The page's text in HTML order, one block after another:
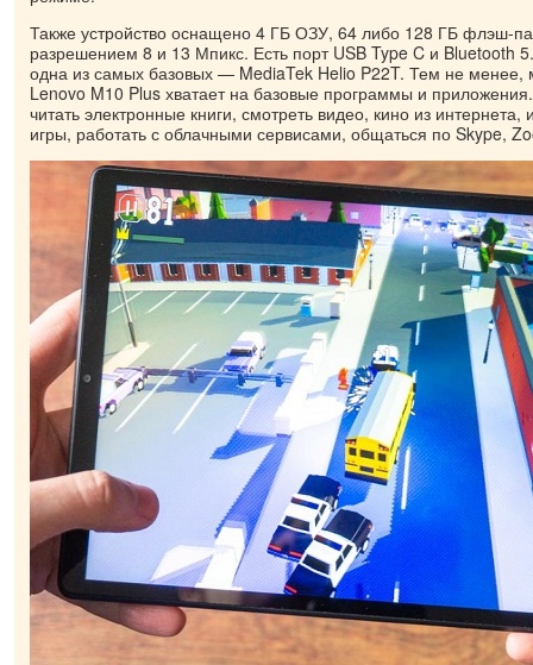
Также устройство оснащено 4 ГБ ОЗУ, 64 либо 128 ГБ флэш-
разрешением 8 и 13 Мпикс. Есть порт USB Type C и Bluetooth
одна из самых базовых — MediaTek Helio P22T. Тем не менее,
Lenovo M10 Plus хватает на базовые программы и
читать электронные книги, смотреть видео, кино из интернета,
игры, работать с облачными сервисами, общаться по Skype,